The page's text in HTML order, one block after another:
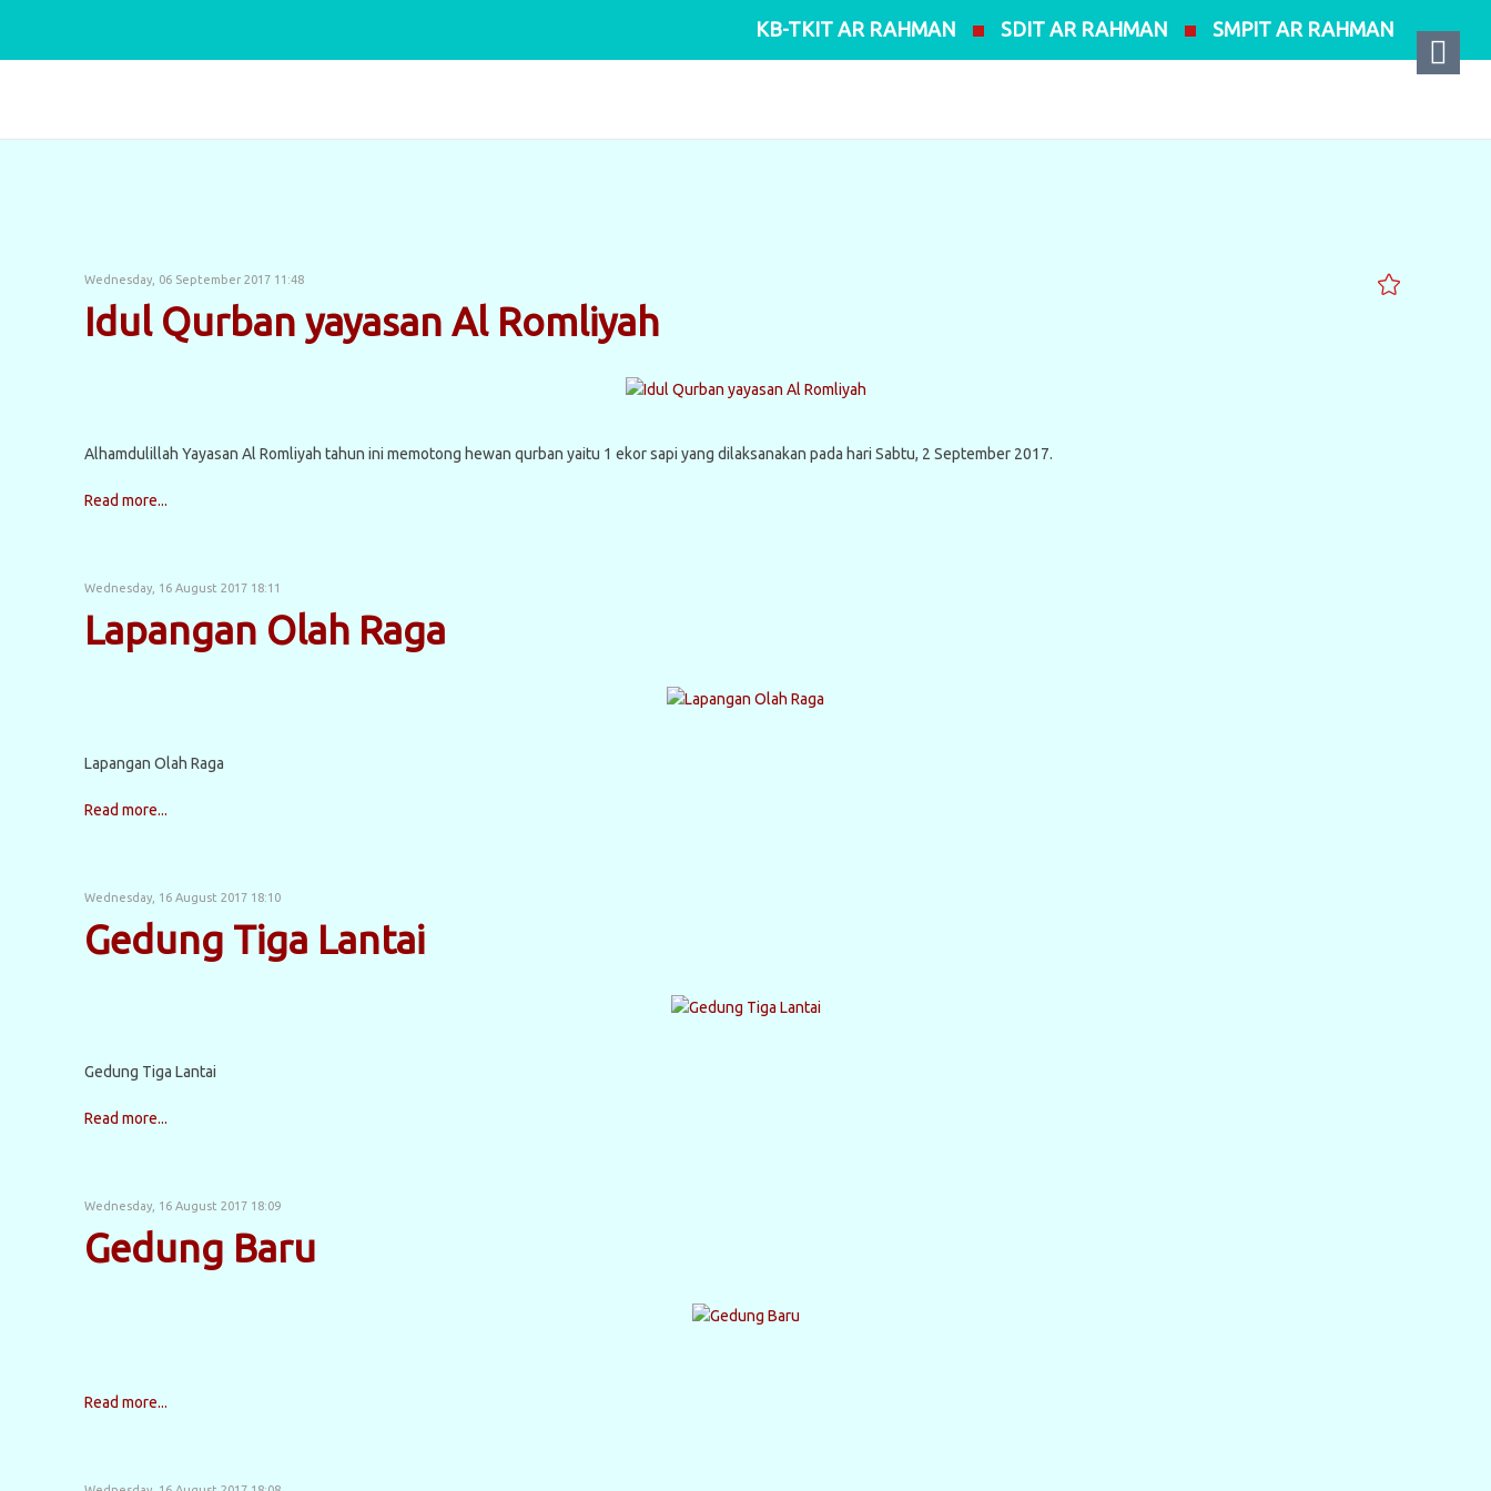
KB-TKIT AR RAHMAN SDIT AR RAHMAN SMPIT AR RAHMAN
Wednesday, 06 September 2017 11:48
Idul Qurban yayasan Al Romliyah
Alhamdulillah Yayasan Al Romliyah tahun ini memotong hewan qurban yaitu 1 ekor sapi yang dilaksanakan pada hari Sabtu, 2 September 2017.
Read more...
Wednesday, 16 August 2017 18:11
Lapangan Olah Raga
Lapangan Olah Raga
Read more...
Wednesday, 16 August 2017 18:10
Gedung Tiga Lantai
Gedung Tiga Lantai
Read more...
Wednesday, 16 August 2017 18:09
Gedung Baru
Read more...